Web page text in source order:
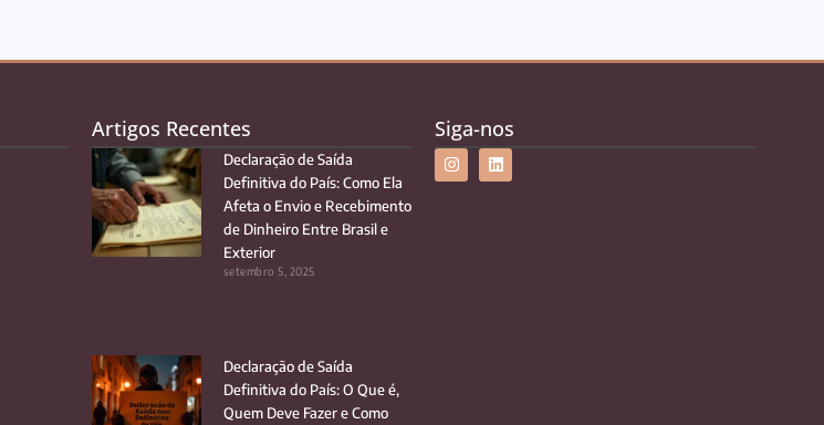
Artigos Recentes
Declaração de Saída
Definitiva do País: Como Ela
Afeta o Envio e Recebimento
de Dinheiro Entre Brasil e
Exterior
setembro 5, 2025
Declaração de Saída
Definitiva do País: O Que é,
Quem Deve Fazer e Como
Siga-nos